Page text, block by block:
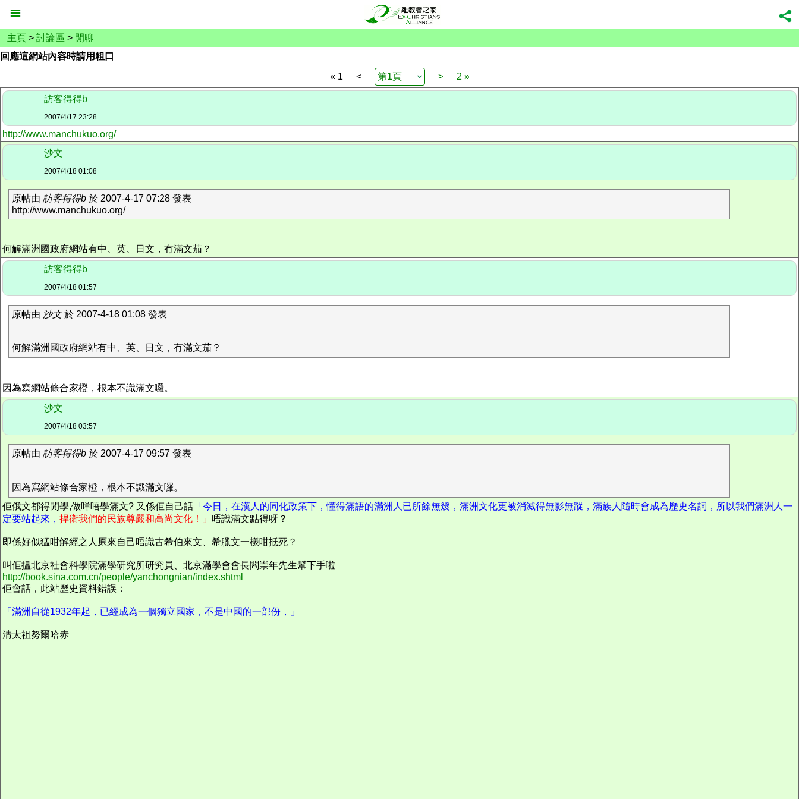
主頁 > 討論區 > 閒聊
回應這網站內容時請用粗口
« 1
< > 2 »
訪客得得b
2007/4/17 23:28
http://www.manchukuo.org/
沙文
2007/4/18 01:08
原帖由 訪客得得b 於 2007-4-17 07:28 發表
http://www.manchukuo.org/
何解滿洲國政府網站有中、英、日文，冇滿文茄？
訪客得得b
2007/4/18 01:57
原帖由 沙文於 2007-4-18 01:08 發表
何解滿洲國政府網站有中、英、日文，冇滿文茄？
因為寫網站條合家橙，根本不識滿文囉。
沙文
2007/4/18 03:57
原帖由 訪客得得b 於 2007-4-17 09:57 發表
因為寫網站條合家橙，根本不識滿文囉。
佢俄文都得閒學,做咩唔學滿文? 又係佢自己話 「今日，在漢人的同化政策下，懂得滿語的滿洲人已所餘無幾，滿洲文化更被消滅得無影無蹤，滿族人隨時會成為歷史名詞，所以我們滿洲人一
定要站起來， 捍衛我們的民族尊嚴和高尚文化！」 唔識滿文點得呀？
即係好似猛咁解經之人原來自己唔識古希伯來文、希臘文一樣咁抵死？
叫佢揾北京社會科學院滿學研究所研究員、北京滿學會會長閻崇年先生幫下手啦
http://book.sina.com.cn/people/yanchongnian/index.shtml
佢會話，此站歷史資料錯誤：
「滿洲自從1932年起，已經成為一個獨立國家，不是中國的一部份，」
清太祖努爾哈赤